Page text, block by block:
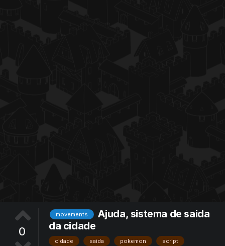
0
movements
Ajuda, sistema de saida
da cidade
cidade saida pokemon script